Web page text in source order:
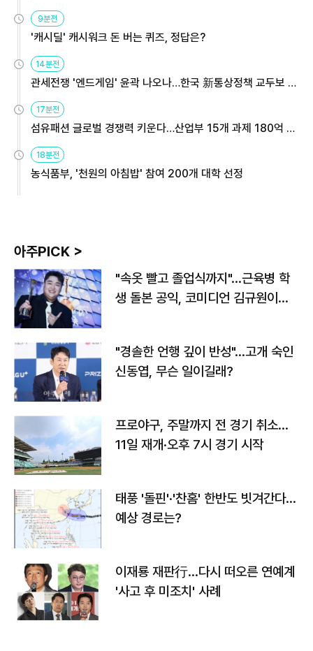
9분전
'캐시딜' 캐시워크 돈 버는 퀴즈, 정답은?
14분전
관세전쟁 '엔드게임' 윤곽 나오나…한국 新통상정책 교두보 활
용해야
17분전
섬유패션 글로벌 경쟁력 키운다…산업부 15개 과제 180억 지
원
18분전
농식품부, '천원의 아침밥' 참여 200개 대학 선정
아주PICK >
"속옷 빨고 졸업식까지"…근육병 학
생 돌본 공익, 코미디언 김규원이었
"경솔한 언행 깊이 반성"…고개 숙인
신동엽, 무슨 일이길래?
프로야구, 주말까지 전 경기 취소…
11일 재개·오후 7시 경기 시작
태풍 '돌핀'·'찬홈' 한반도 빗겨간다…
예상 경로는?
이재룡 재판行…다시 떠오른 연예계
'사고 후 미조치' 사례